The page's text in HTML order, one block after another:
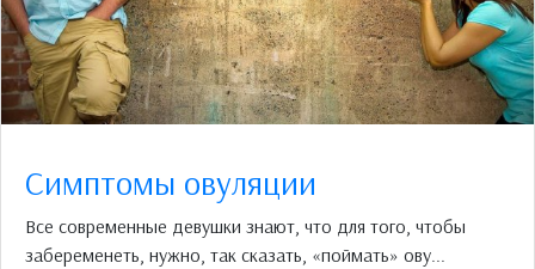
Симптомы овуляции
Все современные девушки знают, что для того, чтобы
забеременеть, нужно, так сказать, «поймать» ову...